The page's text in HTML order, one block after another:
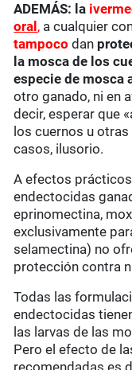
ADEMÁS: la
oral , a cualquier
tampocodan
la mosca de los
especie de mosca
otro ganado, ni en
decir, esperar que
los cuernos u
casos, ilusorio.
A efectos
endectocidas
eprinomectina,
exclusivamente
selamectina) no
protección contra
Todas las
endectocidas
las larvas de las
Pero el efecto de